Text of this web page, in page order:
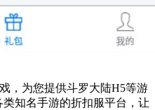
，为您提供斗罗大陆H5等游
知名手游的折扣服平台，让